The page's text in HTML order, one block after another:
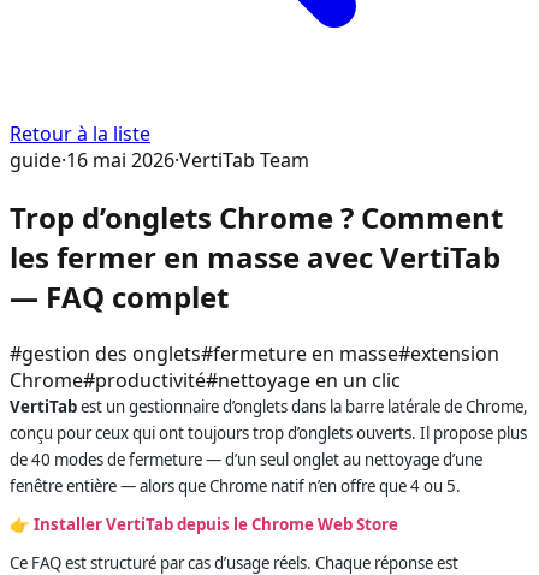
Retour à la liste
guide·16 mai 2026·VertiTab Team
Trop d’onglets Chrome ? Comment
les fermer en masse avec VertiTab
— FAQ complet
#gestion des onglets#fermeture en masse#extension
Chrome#productivité#nettoyage en un clic
VertiTabest un gestionnaire d’onglets dans la barre latérale de Chrome,
conçu pour ceux qui ont toujours trop d’onglets ouverts. Il propose plus
de 40 modes de fermeture — d’un seul onglet au nettoyage d’une
fenêtre entière — alors que Chrome natif n’en offre que 4 ou 5.
👉 Installer VertiTab depuis le Chrome Web Store
Ce FAQ est structuré par cas d’usage réels. Chaque réponse est